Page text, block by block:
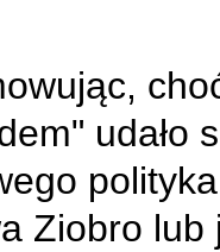
udało
Ziobro lub